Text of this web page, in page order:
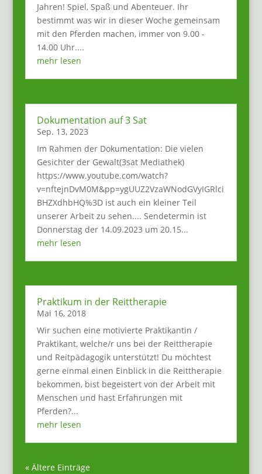
Jahren! Spiel, Spaß und Abenteuer. Ihr
bestimmt was wir in dieser Woche gemeinsam
mit den Pferden machen, immer von 9.00 -
14.00 Uhr....
mehr lesen
Dokumentation auf 3 Sat
Sep. 13, 2023
Im Rahmen der Dokumentation: Die vielen
Gesichter der Gewalt(3sat Mediathek)
https://www.youtube.com/watch?
v=nftejnDvM0M&pp=ygUUZ2VzaWNodGVyIGRlci
BHZXdhbHQ%3D ist auch ein kleiner Teil
unserer Arbeit zu sehen.... Sendetermin ist
Donnerstag der 14.09.2023 um 20.15...
mehr lesen
Praktikum in der Reittherapie
Mai 16, 2018
Wir suchen eine motivierte Praktikantin /
Praktikant, welche/r uns bei der Reittherapie
und Reitpädagogik unterstützt! Du möchtest
gerne einmal einen Einblick in die Reittherapie
bekommen, bist begeistert von der Arbeit mit
Menschen und hast Erfahrungen mit
Pferden?...
mehr lesen
« Ältere Einträge